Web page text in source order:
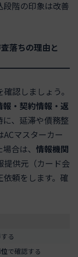
階の印象は改善
落ちの理由と
認しましょう。
・契約情報・返
に、延滞や債務整
マスターカー
合は、 情報機関
提供元（カード会
頼をします。確
る
で確認する